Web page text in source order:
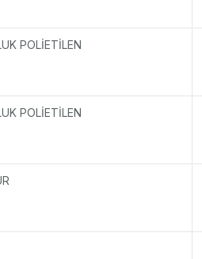
POLİETİLEN
POLİETİLEN